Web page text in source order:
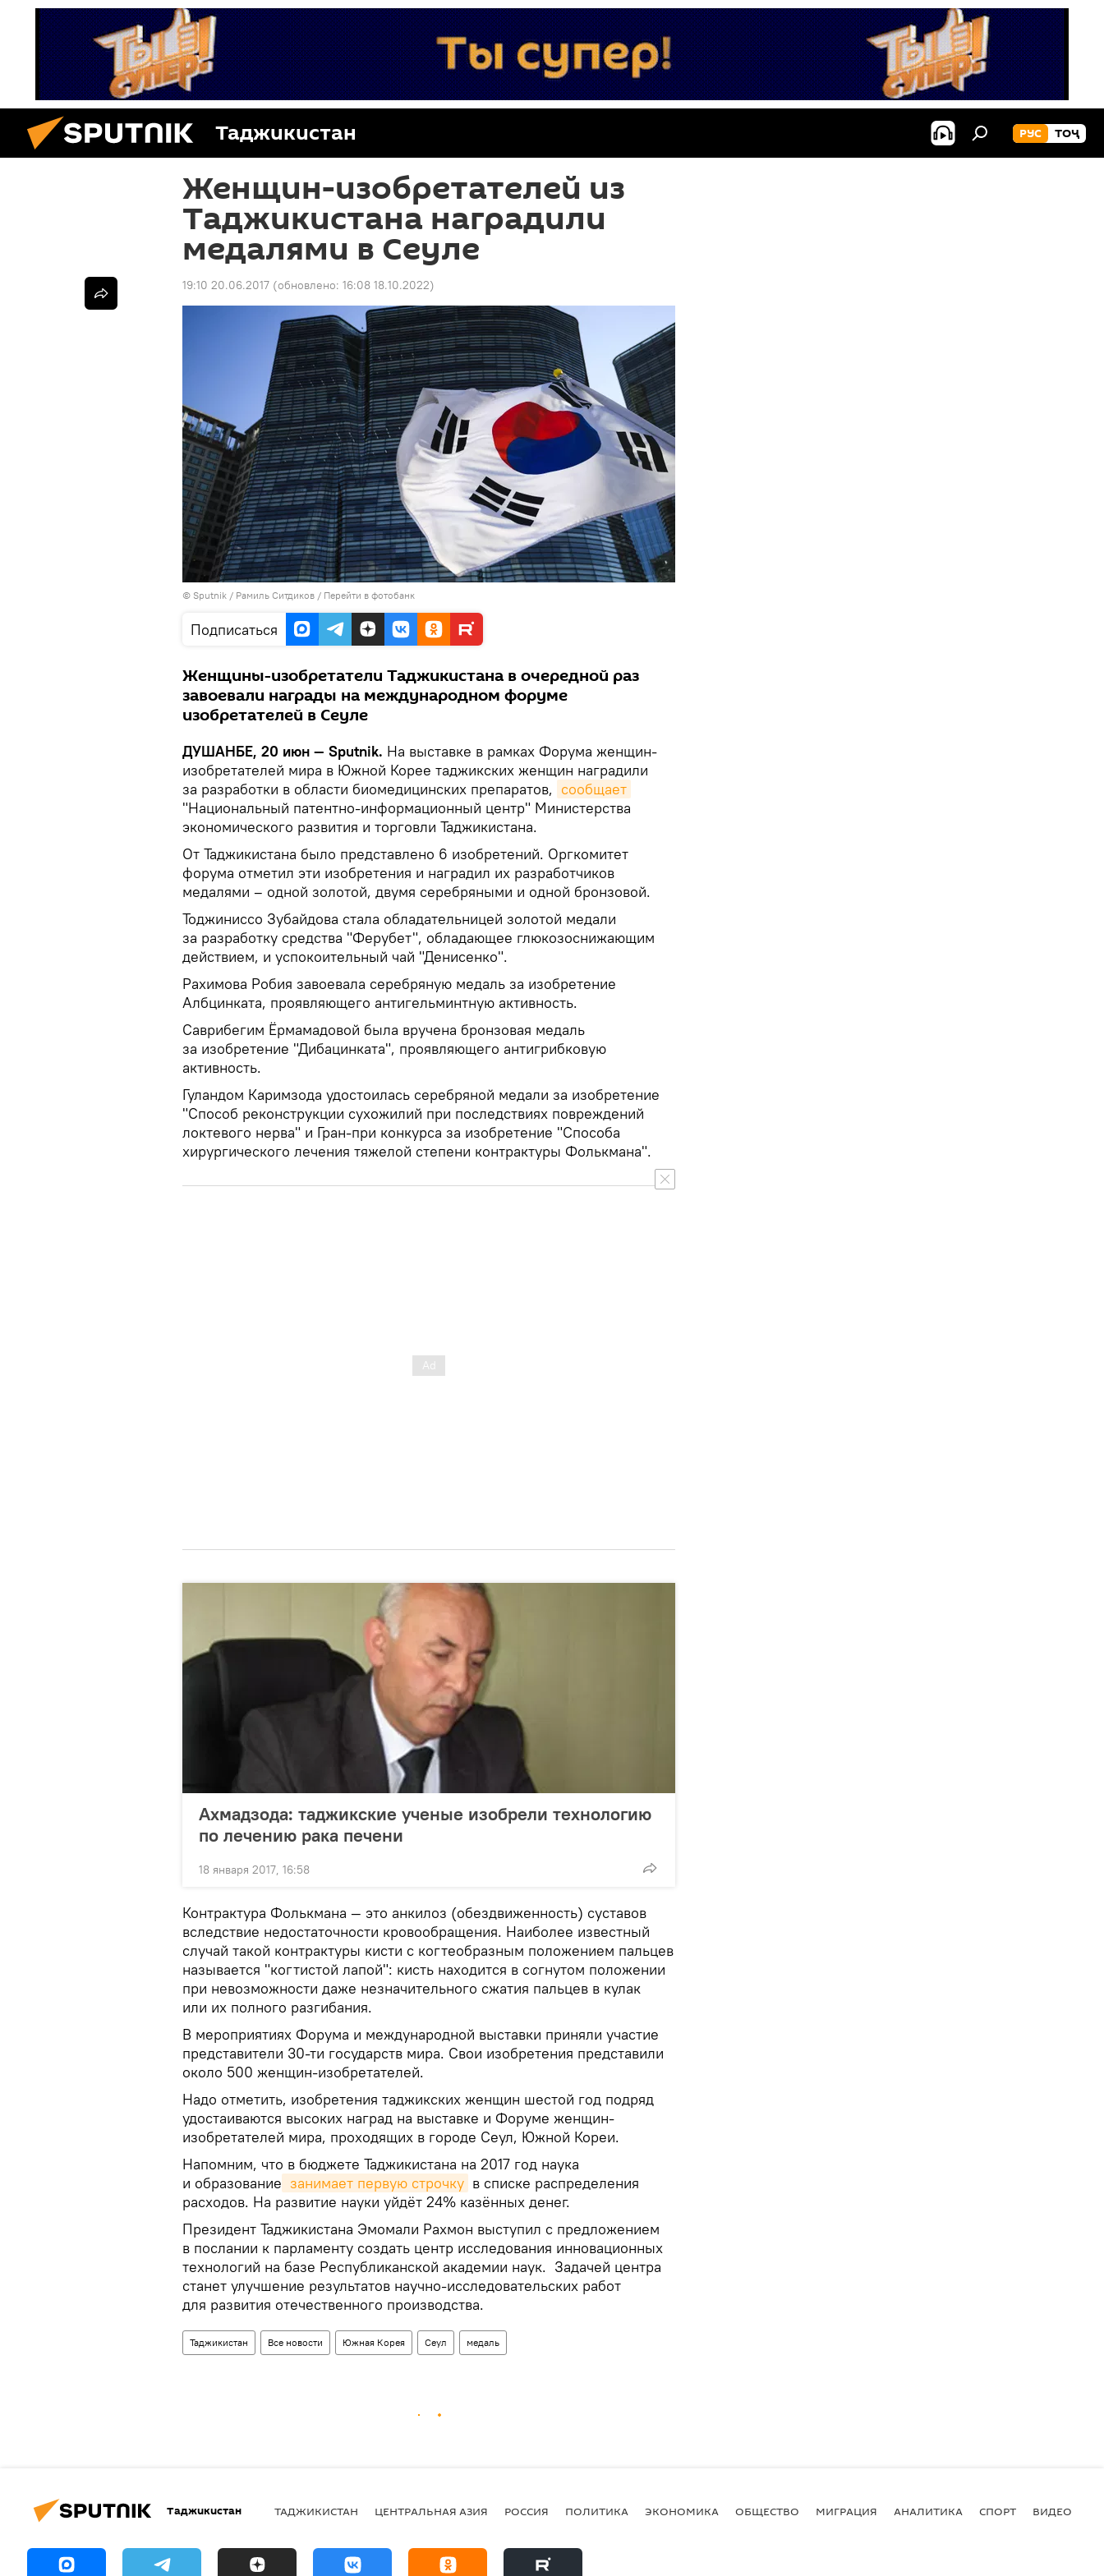
Таджикистан РУС ТОҶ
Женщин-изобретателей из
Таджикистана наградили
медалями в Сеуле
19:10 20.06.2017 (обновлено: 16:08 18.10.2022)
© Sputnik / Рамиль Ситдиков / Перейти в фотобанк
Подписаться
Женщины-изобретатели Таджикистана в очередной раз
завоевали награды на международном форуме
изобретателей в Сеуле
ДУШАНБЕ, 20 июн — Sputnik. На выставке в рамках Форума женщин-
изобретателей мира в Южной Корее таджикских женщин наградили
за разработки в области биомедицинских препаратов, сообщает
"Национальный патентно-информационный центр" Министерства
экономического развития и торговли Таджикистана.
От Таджикистана было представлено 6 изобретений. Оргкомитет
форума отметил эти изобретения и наградил их разработчиков
медалями – одной золотой, двумя серебряными и одной бронзовой.
Тоджиниссо Зубайдова стала обладательницей золотой медали
за разработку средства "Ферубет", обладающее глюкозоснижающим
действием, и успокоительный чай "Денисенко".
Рахимова Робия завоевала серебряную медаль за изобретение
Албцинката, проявляющего антигельминтную активность.
Саврибегим Ёрмамадовой была вручена бронзовая медаль
за изобретение "Дибацинката", проявляющего антигрибковую
активность.
Гуландом Каримзода удостоилась серебряной медали за изобретение
"Способ реконструкции сухожилий при последствиях повреждений
локтевого нерва" и Гран-при конкурса за изобретение "Способа
хирургического лечения тяжелой степени контрактуры Фолькмана".
Ахмадзода: таджикские ученые изобрели технологию
по лечению рака печени
18 января 2017, 16:58
Контрактура Фолькмана — это анкилоз (обездвиженность) суставов
вследствие недостаточности кровообращения. Наиболее известный
случай такой контрактуры кисти с когтеобразным положением пальцев
называется "когтистой лапой": кисть находится в согнутом положении
при невозможности даже незначительного сжатия пальцев в кулак
или их полного разгибания.
В мероприятиях Форума и международной выставки приняли участие
представители 30-ти государств мира. Свои изобретения представили
около 500 женщин-изобретателей.
Надо отметить, изобретения таджикских женщин шестой год подряд
удостаиваются высоких наград на выставке и Форуме женщин-
изобретателей мира, проходящих в городе Сеул, Южной Кореи.
Напомним, что в бюджете Таджикистана на 2017 год наука
и образование занимает первую строчку в списке распределения
расходов. На развитие науки уйдёт 24% казённых денег.
Президент Таджикистана Эмомали Рахмон выступил с предложением
в послании к парламенту создать центр исследования инновационных
технологий на базе Республиканской академии наук. Задачей центра
станет улучшение результатов научно-исследовательских работ
для развития отечественного производства.
Таджикистан Все новости Южная Корея Сеул медаль
Таджикистан ТАДЖИКИСТАН ЦЕНТРАЛЬНАЯ АЗИЯ РОССИЯ ПОЛИТИКА ЭКОНОМИКА ОБЩЕСТВО МИГРАЦИЯ АНАЛИТИКА СПОРТ ВИДЕО